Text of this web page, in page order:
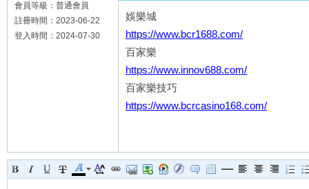
會員等級：普通會員
註冊時間：2023-06-22
登入時間：2024-07-30
娛樂城
https://www.bcr1688.com/
百家樂
https://www.innov688.com/
百家樂技巧
https://www.bcrcasino168.com/